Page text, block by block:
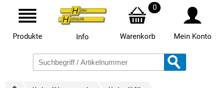
Produkte Info
0
Warenkorb Mein Konto